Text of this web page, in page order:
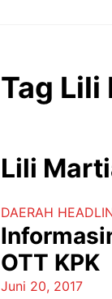
Tag
Lili
DAERAH
OTT KPK
Juni 20, 2017